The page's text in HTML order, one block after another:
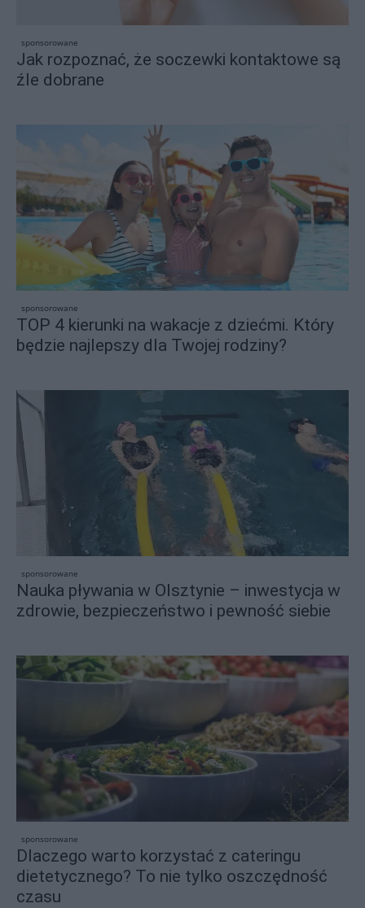
sponsorowane
Jak rozpoznać, że soczewki kontaktowe są
źle dobrane
sponsorowane
TOP 4 kierunki na wakacje z dziećmi. Który
będzie najlepszy dla Twojej rodziny?
sponsorowane
Nauka pływania w Olsztynie – inwestycja w
zdrowie, bezpieczeństwo i pewność siebie
sponsorowane
Dlaczego warto korzystać z cateringu
dietetycznego? To nie tylko oszczędność
czasu